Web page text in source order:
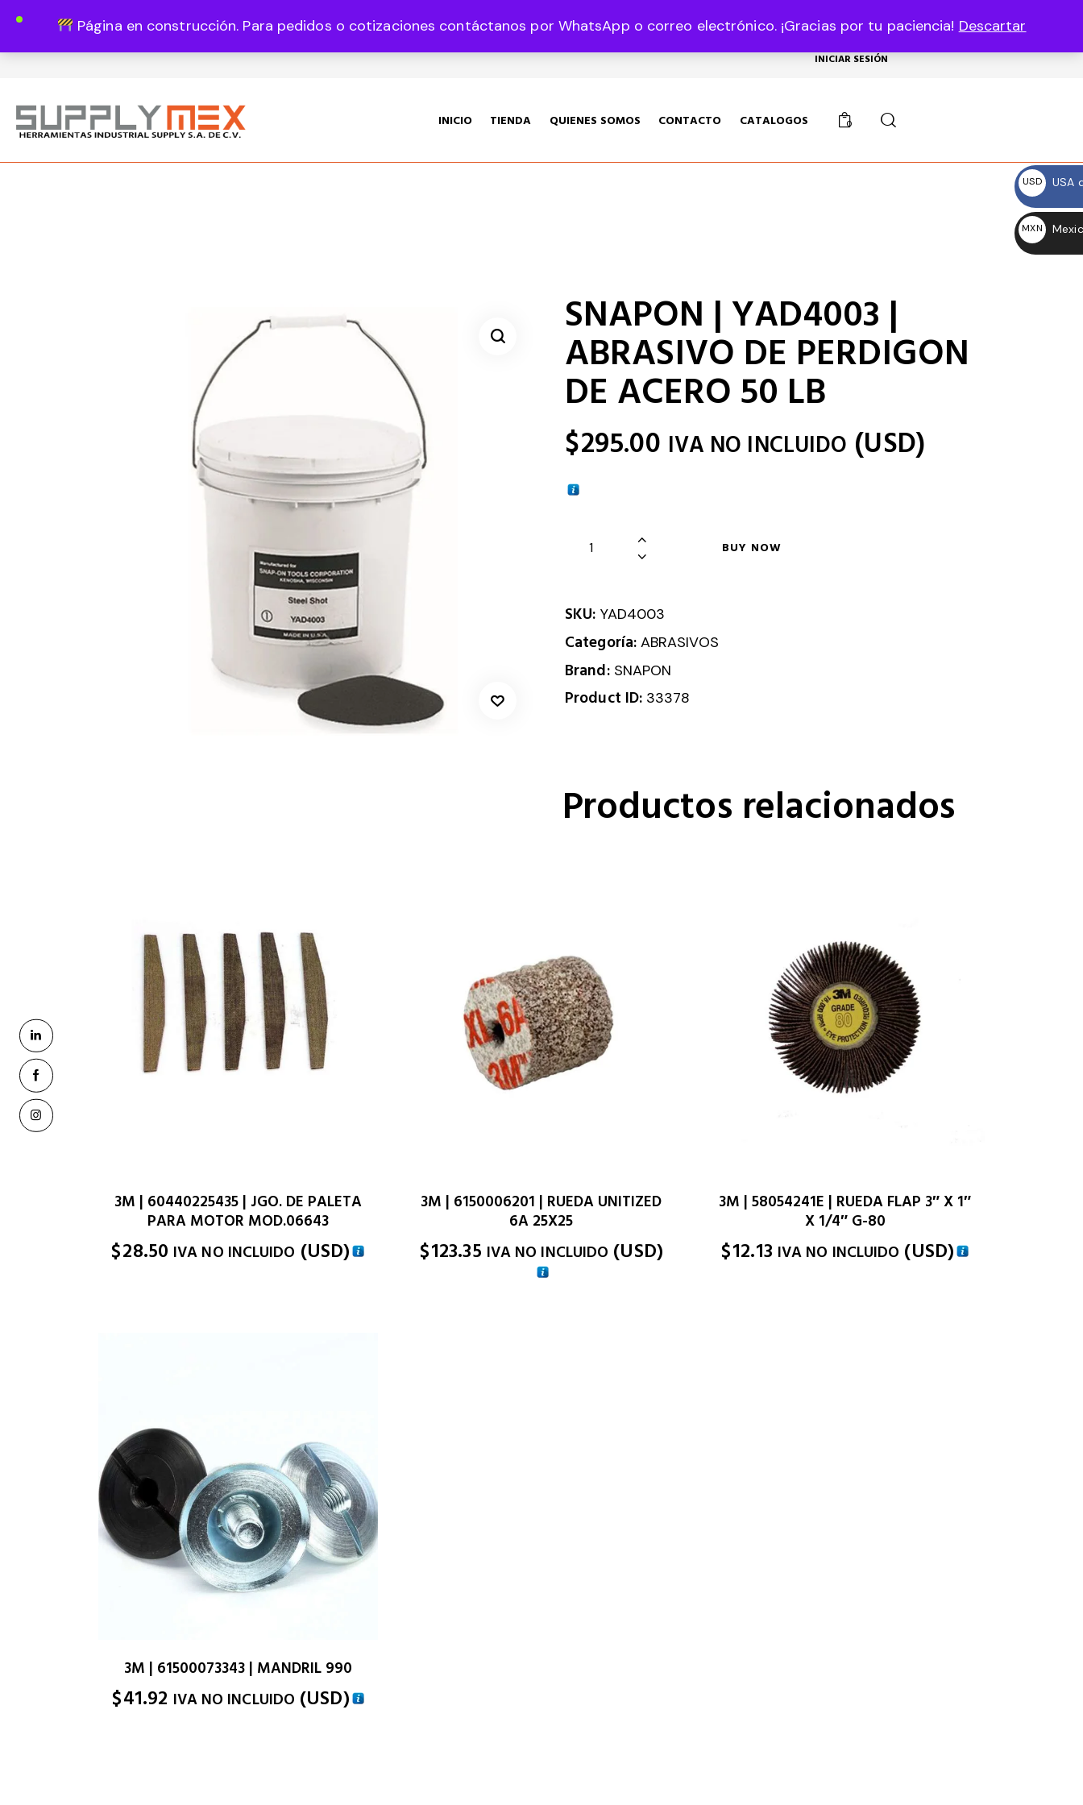
Página en construcción. Para pedidos o cotizaciones contáctanos por WhatsApp o correo electrónico. ¡Gracias por tu paciencia! Descartar
USD, $
INICIAR SESIÓN
INICIO TIENDA QUIENES SOMOS CONTACTO CATALOGOS 0
SNAPON | YAD4003 |
ABRASIVO DE PERDIGON
DE ACERO 50 LB
$295.00 IVA NO INCLUIDO (USD)
BUY NOW
SKU: YAD4003
Categoría:ABRASIVOS
Brand: SNAPON
Product ID: 33378
Productos relacionados
3M | 60440225435 | JGO. DE PALETA
PARA MOTOR MOD.06643
$28.50 IVA NO INCLUIDO (USD)
3M | 6150006201 | RUEDA UNITIZED
6A 25X25
$123.35 IVA NO INCLUIDO (USD)
3M | 58054241E | RUEDA FLAP 3″ X 1″
X 1/4″ G-80
$12.13 IVA NO INCLUIDO (USD)
3M | 61500073343 | MANDRIL 990
$41.92 IVA NO INCLUIDO (USD)
USD
USA
MXN